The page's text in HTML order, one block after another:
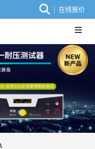
在线报价